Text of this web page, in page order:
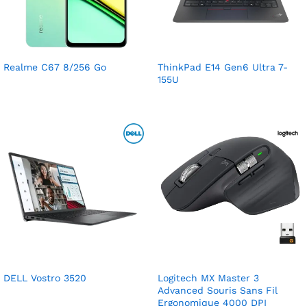
Realme C67 8/256 Go
ThinkPad E14 Gen6 Ultra 7-
155U
DELL Vostro 3520
Logitech MX Master 3
Advanced Souris Sans Fil
Ergonomique 4000 DPI